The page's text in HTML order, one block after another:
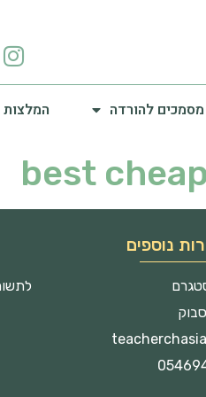
מסמכים להורדה המלצות
best
נוספים